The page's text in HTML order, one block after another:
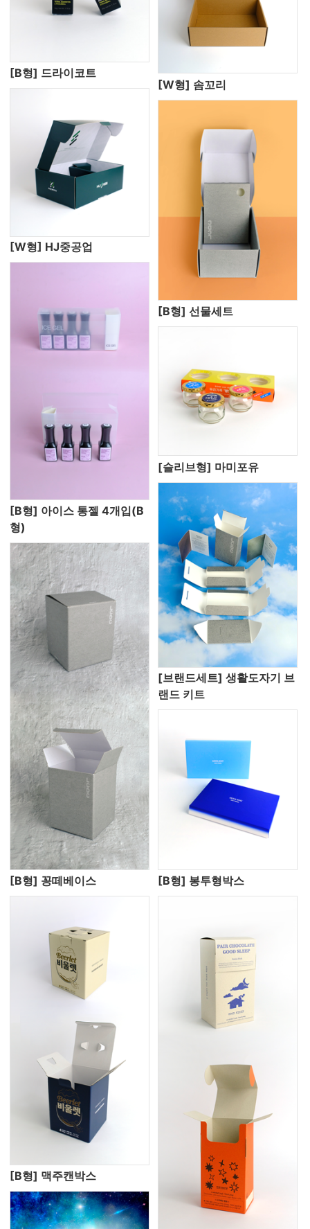
[B형] 드라이코트
[W형] 솜꼬리
[W형] HJ중공업
[B형] 선물세트
[B형] 아이스 통젤 4개입(B
형)
[슬리브형] 마미포유
[B형] 꽁떼베이스
[브랜드세트] 생활도자기 브
랜드 키트
[B형] 맥주캔박스
[B형] 봉투형박스